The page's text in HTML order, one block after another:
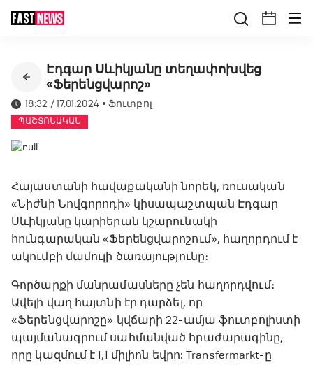
Էդգար Սևիկյանը տեղափոխվեց
«Ֆերենցվարոշ»
18:32 / 17.01.2024 •Ֆուտբոլ
ՊԱՇՏՈՆԱԿԱՆ
Հայաստանի հավաքականի նորեկ, ռուսական
«Նիժնի Նովգորոդի» կիսապաշտպան Էդգար
Սևիկյանը կարիերան կշարունակի
հունգարական «Ֆերենցվարոշում», հաղորդում է
ակումբի մամուլի ծառայությունը։
Գործարքի մանրամասները չեն հաղորդվում։
Ավելի վաղ հայտնի էր դարձել, որ
«Ֆերենցվարոշը» կվճարի 22-ամյա ֆուտբոլիստի
պայմանագրում սահմանված հրաժարագինը,
որը կազմում է 1,1 միլիոն եվրո: Transfermarkt-ը